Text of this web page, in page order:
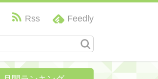
Rss Feedly